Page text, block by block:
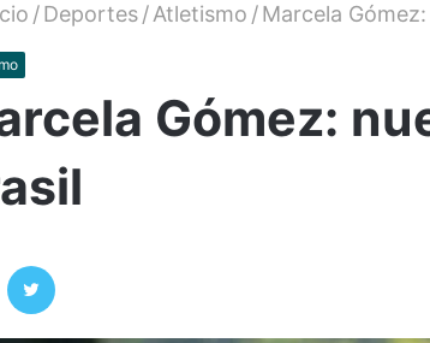
/Deportes/Atletismo /Marcela
Gómez:
Facebook